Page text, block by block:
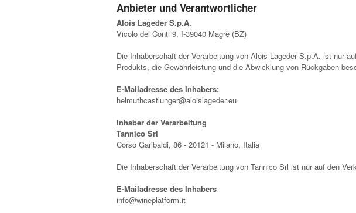
Anbieter und Verantwortlicher
Alois Lageder S.p.A.
Vicolo dei Conti 9, I-39040 Magrè (BZ)
Die Inhaberschaft der Verarbeitung von Alois Lageder S.p.A. ist nur
Produkts, die Gewährleistung und die Abwicklung von Rückgaben
E-Mailadresse des Inhabers:
helmuthcastlunger@aloislageder.eu
Inhaber der Verarbeitung
Tannico Srl
Corso Garibaldi, 86 - 20121 - Milano, Italia
Die Inhaberschaft der Verarbeitung von Tannico Srl ist nur auf den
E-Mailadresse des Inhabers
info@wineplatform.it